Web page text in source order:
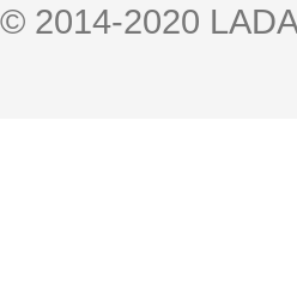
© 2014-2020